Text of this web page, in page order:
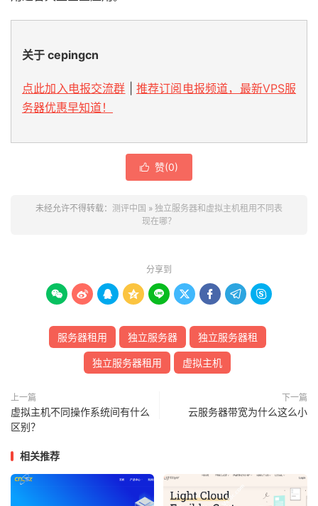
关于 cepingcn
点此加入电报交流群
推荐订阅电报频道，最新VPS服
务器优惠早知道！
 赞(0)
未经允许不得转载： 测评中国 » 独立服务器和虚拟主机租用不同表
现在哪？
分享到
        
服务器租用 独立服务器 独立服务器租
独立服务器租用 虚拟主机
上一篇
虚拟主机不同操作系统间有什么
区别？
下一篇
云服务器带宽为什么这么小
相关推荐